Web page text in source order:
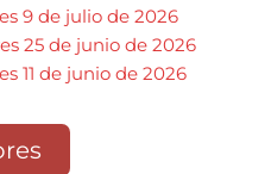
9 de julio de 2026
25 de junio de 2026
11 de junio de 2026